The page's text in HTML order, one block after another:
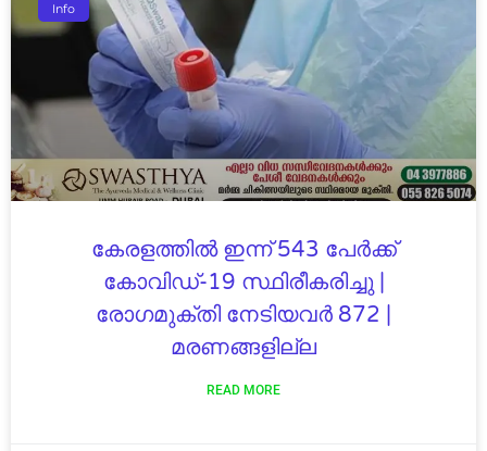
Info
കേരളത്തിൽ ഇന്ന് 543 പേര്‍ക്ക്
കോവിഡ്-19 സ്ഥിരീകരിച്ചു |
രോഗമുക്തി നേടിയവര്‍ 872 |
മരണങ്ങളില്ല
READ MORE